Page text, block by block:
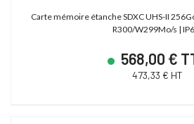
Carte mémoire étanche SDXC UHS-II
R300/W299Mo/s |
568,00 €
473,33 € HT